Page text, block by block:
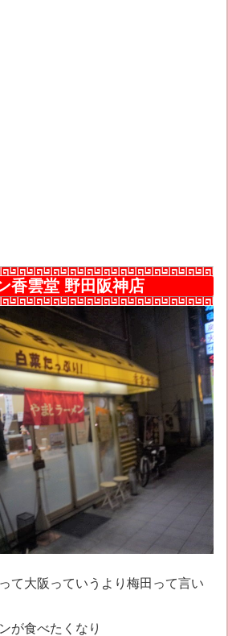
香雲堂 野田阪神店
て大阪っていうより梅田って言い
が食べたくなり